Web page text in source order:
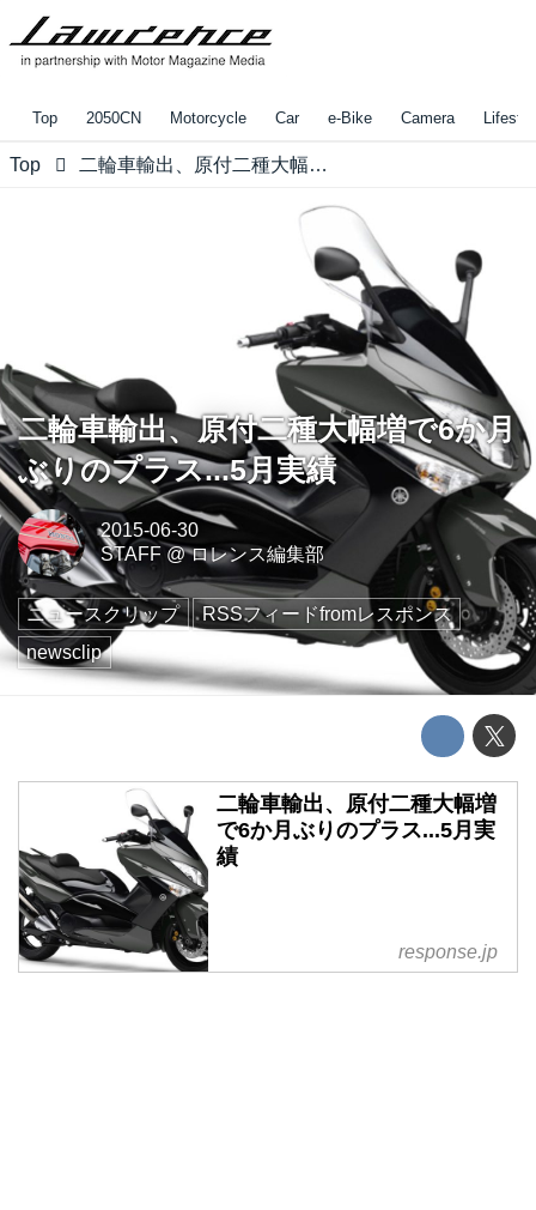
Top 2050CN Motorcycle Car e-Bike Camera
Top 二輪車輸出、原付二種大幅増で6か月ぶりのプラス...5月実績
二輪車輸出、原付二種大幅増で6か月
ぶりのプラス...5月実績
2015-06-30
STAFF@ロレンス編集部
ニュースクリップ
RSSフィードfromレスポンス
newsclip
二輪車輸出、原付二種大幅増
で6か月ぶりのプラス...5月実
績
response.jp